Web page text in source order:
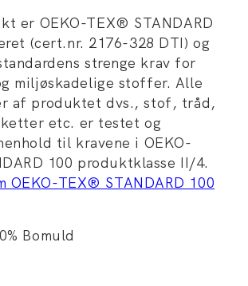
er OEKO-TEX® STANDARD
(cert.nr. 2176-328 DTI) og
strenge krav for
miljøskadelige stoffer. Alle
af produktet dvs., stof, tråd,
etc. er testet og
til kravene i OEKO-
100 produktklasse II/4.
OEKO-TEX® STANDARD 100
Bomuld